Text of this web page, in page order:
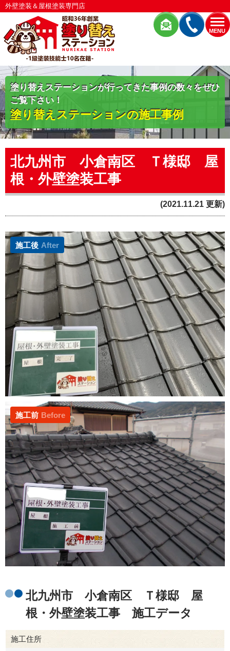
MENU
外壁塗装＆屋根塗装専門店
塗り替えステーションが行ってきた事例の数々をぜひ
ご覧下さい！
塗り替えステーションの施工事例
北九州市 小倉南区 Ｔ様邸 屋
根・外壁塗装工事
(2021.11.21 更新)
施工後 After
施工前 Before
北九州市 小倉南区 Ｔ様邸 屋
根・外壁塗装工事 施工データ
施工住所